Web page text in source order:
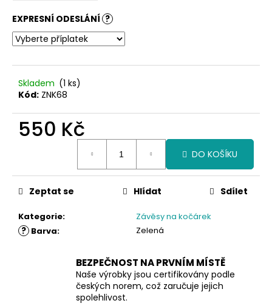
EXPRESNÍ ODESLÁNÍ ?
Skladem (1 ks)
Kód: ZNK68
550 Kč
DO KOŠÍKU
Kategorie: Závěsy na kočárek
? Barva: Zelená
Zeptat se Hlídat Sdílet
BEZPEČNOST NA PRVNÍM MÍSTĚ
Naše výrobky jsou certifikovány podle
českých norem, což zaručuje jejich
spolehlivost.